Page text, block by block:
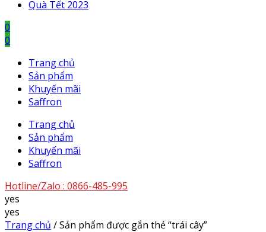
Quà Tết 2023
0
0
Trang chủ
Sản phẩm
Khuyến mãi
Saffron
Trang chủ
Sản phẩm
Khuyến mãi
Saffron
Hotline/Zalo : 0866-485-995
yes
yes
Trang chủ / Sản phẩm được gắn thẻ “trái cây”